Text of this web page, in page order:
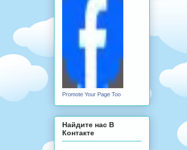
Promote Your Page Too
Найдите нас В
Контакте